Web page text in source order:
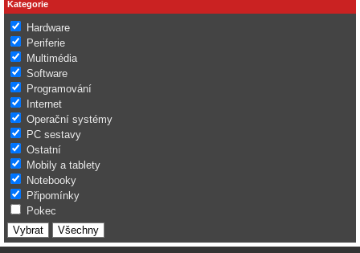
Kategorie
Hardware
Periferie
Multimédia
Software
Programování
Internet
Operační systémy
PC sestavy
Ostatní
Mobily a tablety
Notebooky
Připomínky
Pokec